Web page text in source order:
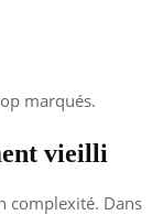
marqués.
vieilli
complexité. Dans